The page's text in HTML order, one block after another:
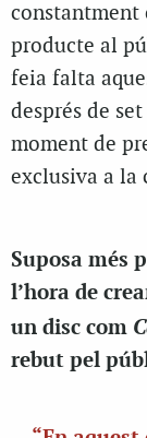
constantment
producte al
feia falta
després de
moment de
exclusiva a la
Suposa més
l’hora de
un disc com
rebut pel